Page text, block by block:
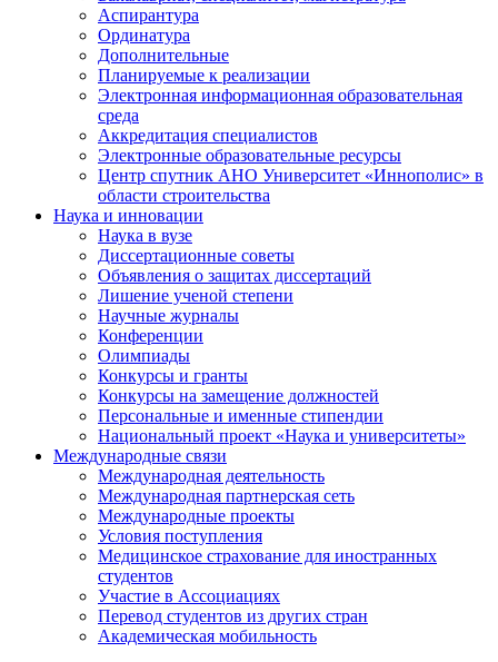
Аспирантура
Ординатура
Дополнительные
Планируемые к реализации
Электронная информационная образовательная
среда
Аккредитация специалистов
Электронные образовательные ресурсы
Центр спутник АНО Университет «Иннополис» в
области строительства
Наука и инновации
Наука в вузе
Диссертационные советы
Объявления о защитах диссертаций
Лишение ученой степени
Научные журналы
Конференции
Олимпиады
Конкурсы и гранты
Конкурсы на замещение должностей
Персональные и именные стипендии
Национальный проект «Наука и университеты»
Международные связи
Международная деятельность
Международная партнерская сеть
Международные проекты
Условия поступления
Медицинское страхование для иностранных
студентов
Участие в Ассоциациях
Перевод студентов из других стран
Академическая мобильность